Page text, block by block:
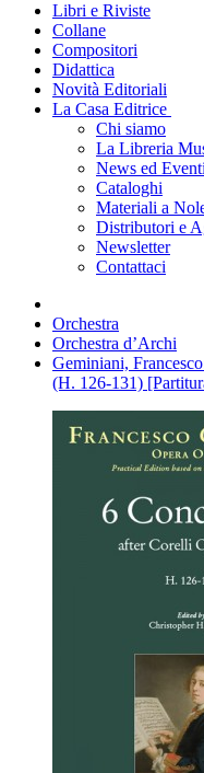
Libri e Riviste
Collane
Compositori
Didattica
Novità Editoriali
La Casa Editrice
Chi siamo
La Libreria
News ed Eventi
Cataloghi
Materiali a
Distributori e
Newsletter
Contattaci
Orchestra
Orchestra d’Archi
Geminiani,
(H. 126-131)